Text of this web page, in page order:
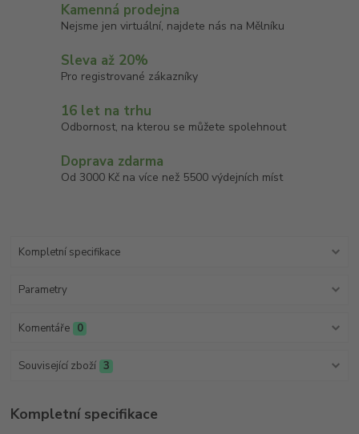
Kamenná prodejna
Nejsme jen virtuální, najdete nás na Mělníku
Sleva až 20%
Pro registrované zákazníky
16 let na trhu
Odbornost, na kterou se můžete spolehnout
Doprava zdarma
Od 3000 Kč na více než 5500 výdejních míst
Kompletní specifikace
Parametry
Komentáře 0
Související zboží 3
Kompletní specifikace